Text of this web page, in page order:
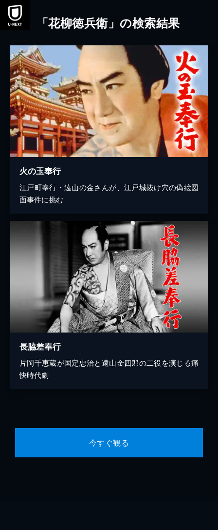
本文へスキップ
「花柳徳兵衛」の検索結果
火の玉奉行
江戸町奉行・遠山の金さんが、江戸城抜け穴の偽絵図
面事件に挑む
長脇差奉行
片岡千恵蔵が国定忠治と遠山金四郎の二役を演じる痛
快時代劇
今すぐ観る